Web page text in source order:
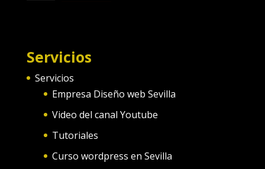
Servicios
Servicios
Empresa Diseño web Sevilla
Video del canal Youtube
Tutoriales
Curso wordpress en Sevilla